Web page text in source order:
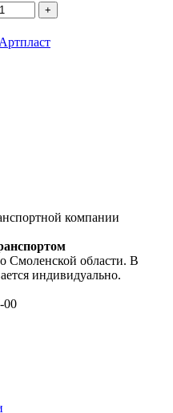
Артпласт
компании
Смоленской области. В
индивидуально.
00